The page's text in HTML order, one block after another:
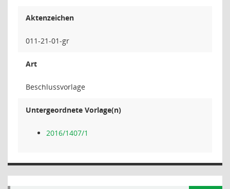
Aktenzeichen
011-21-01-gr
Art
Beschlussvorlage
Untergeordnete Vorlage(n)
2016/1407/1